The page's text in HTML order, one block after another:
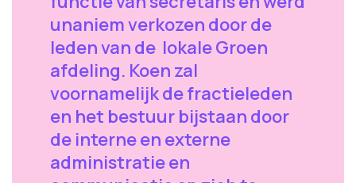
unaniem verkozen door de
leden van de lokale Groen
afdeling. Koen zal
voornamelijk de fractieleden
en het bestuur bijstaan door
de interne en externe
administratie en